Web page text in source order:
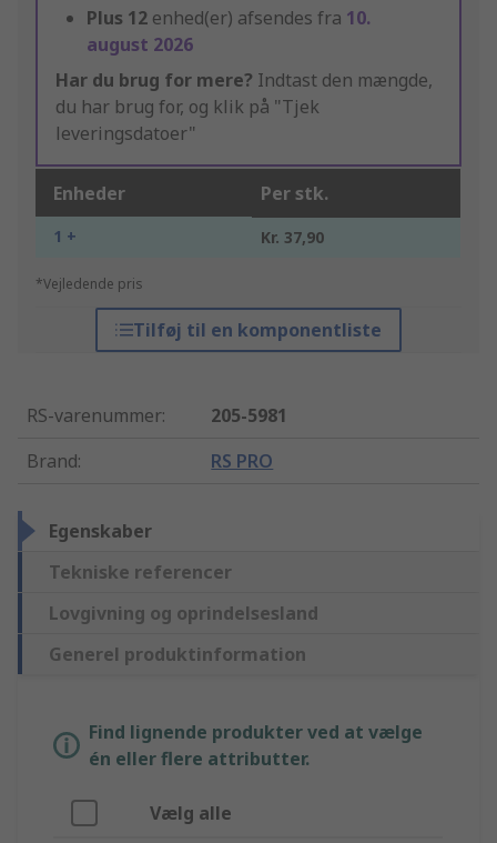
Plus 12 enhed(er) afsendes fra 10.
august 2026
Har du brug for mere? Indtast den mængde,
du har brug for, og klik på "Tjek
leveringsdatoer"
Enheder Per stk.
1 + Kr. 37,90
*Vejledende pris
Tilføj til en komponentliste
RS-varenummer:
205-5981
Brand: RS PRO
Egenskaber
Tekniske referencer
Lovgivning og oprindelsesland
Generel produktinformation
Find lignende produkter ved at vælge
én eller flere attributter.
Vælg alle